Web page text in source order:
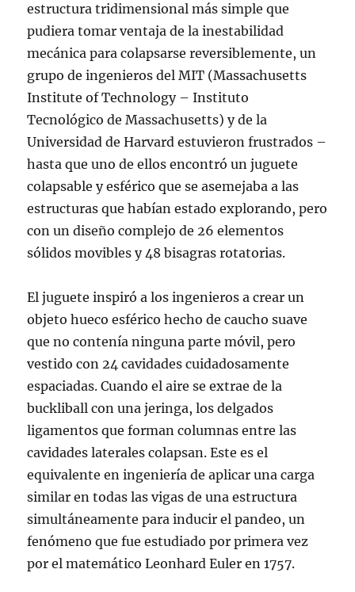
estructura tridimensional más simple que
pudiera tomar ventaja de la inestabilidad
mecánica para colapsarse reversiblemente, un
grupo de ingenieros del MIT (Massachusetts
Institute of Technology – Instituto
Tecnológico de Massachusetts) y de la
Universidad de Harvard estuvieron frustrados –
hasta que uno de ellos encontró un juguete
colapsable y esférico que se asemejaba a las
estructuras que habían estado explorando, pero
con un diseño complejo de 26 elementos
sólidos movibles y 48 bisagras rotatorias.
El juguete inspiró a los ingenieros a crear un
objeto hueco esférico hecho de caucho suave
que no contenía ninguna parte móvil, pero
vestido con 24 cavidades cuidadosamente
espaciadas. Cuando el aire se extrae de la
buckliball con una jeringa, los delgados
ligamentos que forman columnas entre las
cavidades laterales colapsan. Este es el
equivalente en ingeniería de aplicar una carga
similar en todas las vigas de una estructura
simultáneamente para inducir el pandeo, un
fenómeno que fue estudiado por primera vez
por el matemático Leonhard Euler en 1757.